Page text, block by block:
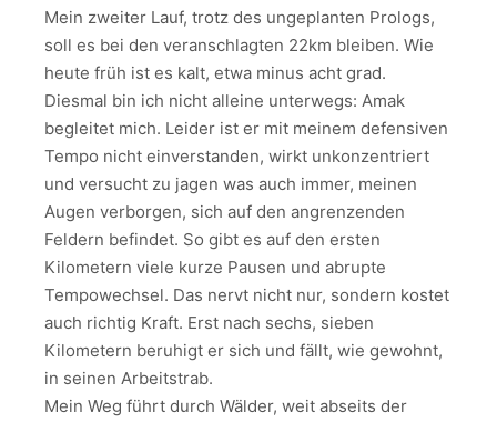
Mein zweiter Lauf, trotz des ungeplanten Prologs,
soll es bei den veranschlagten 22km bleiben. Wie
heute früh ist es kalt, etwa minus acht grad.
Diesmal bin ich nicht alleine unterwegs: Amak
begleitet mich. Leider ist er mit meinem defensiven
Tempo nicht einverstanden, wirkt unkonzentriert
und versucht zu jagen was auch immer, meinen
Augen verborgen, sich auf den angrenzenden
Feldern befindet. So gibt es auf den ersten
Kilometern viele kurze Pausen und abrupte
Tempowechsel. Das nervt nicht nur, sondern kostet
auch richtig Kraft. Erst nach sechs, sieben
Kilometern beruhigt er sich und fällt, wie gewohnt,
in seinen Arbeitstrab.
Mein Weg führt durch Wälder, weit abseits der